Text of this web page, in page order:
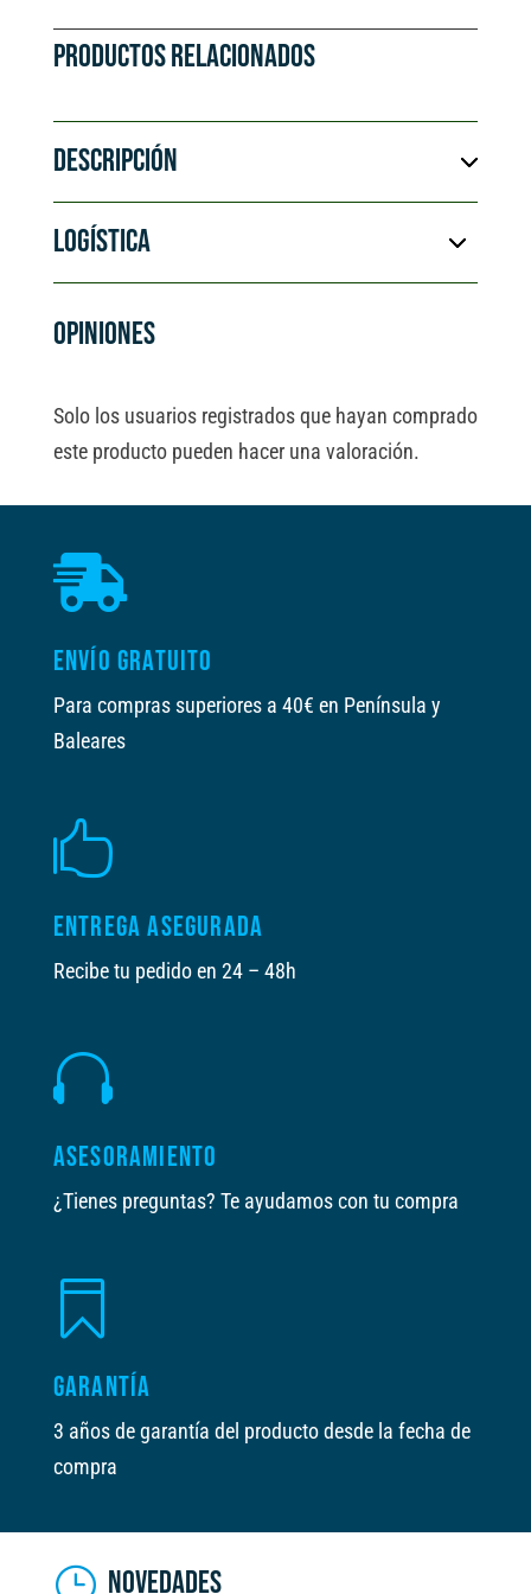
PRODUCTOS RELACIONADOS
DESCRIPCIÓN
LOGÍSTICA
OPINIONES
Solo los usuarios registrados que hayan comprado
este producto pueden hacer una valoración.

ENVÍO GRATUITO
Para compras superiores a 40€ en Península y
Baleares

ENTREGA ASEGURADA
Recibe tu pedido en 24 – 48h

ASESORAMIENTO
¿Tienes preguntas? Te ayudamos con tu compra

GARANTÍA
3 años de garantía del producto desde la fecha de
compra
NOVEDADES